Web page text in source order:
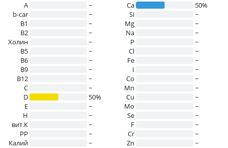
A
~
b-car
~
В1
~
B2
~
Холин
~
B5
~
B6
~
B9
~
B12
~
C
~
D
50%
E
~
H
~
вит.К
~
PP
~
Калий
~
Ca
50%
Si
~
Mg
~
Na
~
P
~
Cl
~
Fe
~
I
~
Co
~
Mn
~
Cu
~
Mo
~
Se
~
F
~
Cr
~
Zn
~